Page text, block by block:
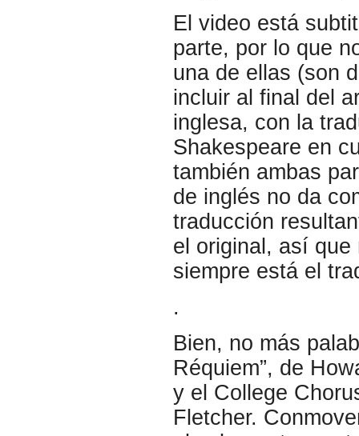
El video está
parte, por lo que
una de ellas (son
incluir al final del
inglesa, con la
Shakespeare en
también ambas
de inglés no da
traducción
el original, así
siempre está el
.
Bien, no más
Réquiem”, de
y el College
Fletcher.